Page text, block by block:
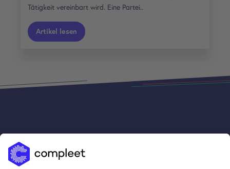
Tätigkeit vereinbart wird. Eine Partei..
Artikel lesen